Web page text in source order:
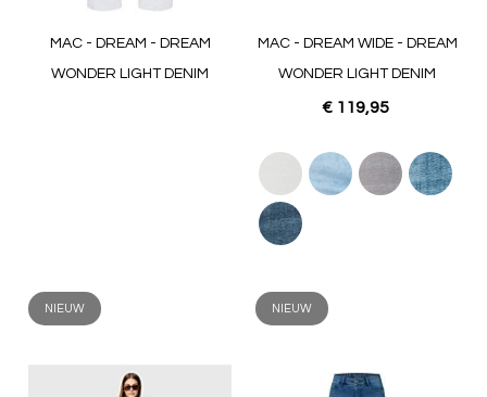
MAC - DREAM - DREAM
WONDER LIGHT DENIM
MAC - DREAM WIDE - DREAM
WONDER LIGHT DENIM
€ 119,95
NIEUW NIEUW